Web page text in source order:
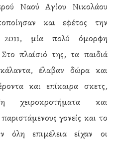
Ναού Αγίου Νικολάου
και εφέτος την
2011, μία πολύ όμορφη
Στο πλαίσιό της, τα παιδιά
έλαβαν δώρα και
και επίκαιρα σκετς,
χειροκροτήματα και
γονείς και το
όλη επιμέλεια είχαν οι